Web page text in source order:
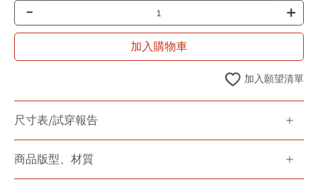
- +
加入購物車
加入願望清單
尺寸表/試穿報告
商品版型、材質